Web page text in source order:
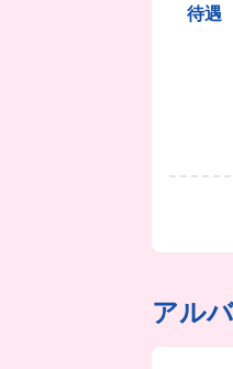
待遇
アル